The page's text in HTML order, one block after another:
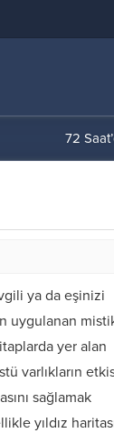
72
ya da eşinizi
uygulanan
yer alan
varlıkların
sağlamak
yıldız